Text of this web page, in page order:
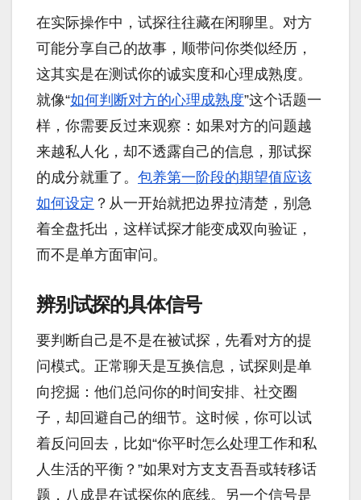
在实际操作中，试探往往藏在闲聊里。对方
可能分享自己的故事，顺带问你类似经历，
这其实是在测试你的诚实度和心理成熟度。
就像“如何判断对方的心理成熟度”这个话题一
样，你需要反过来观察：如果对方的问题越
来越私人化，却不透露自己的信息，那试探
的成分就重了。 包养第一阶段的期望值应该
如何设定 ？从一开始就把边界拉清楚，别急
着全盘托出，这样试探才能变成双向验证，
而不是单方面审问。
辨别试探的具体信号
要判断自己是不是在被试探，先看对方的提
问模式。正常聊天是互换信息，试探则是单
向挖掘：他们总问你的时间安排、社交圈
子，却回避自己的细节。这时候，你可以试
着反问回去，比如“你平时怎么处理工作和私
人生活的平衡？”如果对方支支吾吾或转移话
题，八成是在试探你的底线。另一个信号是